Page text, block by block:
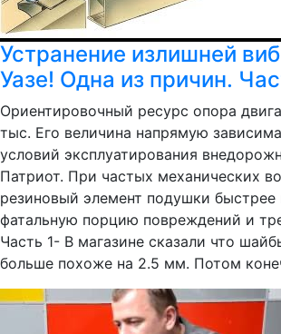
Устранение излишней
Уазе! Одна из причин.
Ориентировочный ресурс опора
тыс. Его величина напрямую
условий эксплуатирования
Патриот. При частых механических
резиновый элемент подушки быстрее
фатальную порцию повреждений и
Часть 1- В магазине сказали что
больше похоже на 2.5 мм. Потом